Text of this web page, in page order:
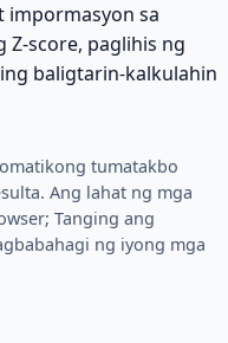
impormasyon sa
Z-score, paglihis ng
baligtarin-kalkulahin
tumatakbo
Ang lahat ng mga
Tanging ang
ng iyong mga